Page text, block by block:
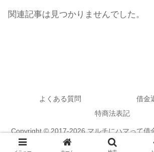
関連記事は見つかりませんでした。
よくある質問
借金
特商法表記
Copyright © 2017-2026 マルチにハマって借
All Rights Reserved.